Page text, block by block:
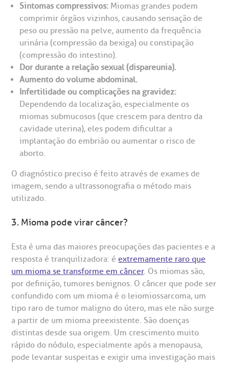
Sintomas compressivos: Miomas grandes podem
comprimir órgãos vizinhos, causando sensação de
peso ou pressão na pelve, aumento da frequência
urinária (compressão da bexiga) ou constipação
(compressão do intestino).
Dor durante a relação sexual (dispareunia).
Aumento do volume abdominal.
Infertilidade ou complicações na gravidez:
Dependendo da localização, especialmente os
miomas submucosos (que crescem para dentro da
cavidade uterina), eles podem dificultar a
implantação do embrião ou aumentar o risco de
aborto.
O diagnóstico preciso é feito através de exames de
imagem, sendo a ultrassonografia o método mais
utilizado.
3. Mioma pode virar câncer?
Esta é uma das maiores preocupações das pacientes e a
resposta é tranquilizadora: éextremamente raro que
um mioma se transforme em câncer. Os miomas são,
por definição, tumores benignos. O câncer que pode ser
confundido com um mioma é o leiomiossarcoma, um
tipo raro de tumor maligno do útero, mas ele não surge
a partir de um mioma preexistente. São doenças
distintas desde sua origem. Um crescimento muito
rápido do nódulo, especialmente após a menopausa,
pode levantar suspeitas e exigir uma investigação mais